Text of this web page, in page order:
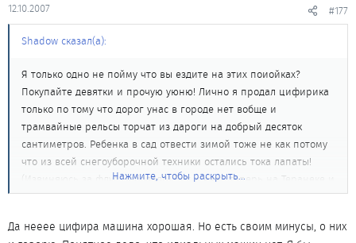
12.10.2007 #177
Shadow сказал(а):
Я только одно не пойму что вы ездите на этих поиойках?
Покупайте девятки и прочую уюню! Лично я продал цифирика
только по тому что дорог унас в городе нет вобще и
трамвайные рельсы торчат из дароги на добрый десяток
сантиметров. Ребенка в сад отвести зимой тоже не как потому
что из всей снегоуборочной техники остались тока лапаты!
(Извиняюсь за флуд Наболело) Вот и езжу теперь на Теранеке и
вроде мотор мощней и ускаряется нормально, но всеровно
Нажмите, чтобы раскрыть...
Да нееее цифира машина хорошая. Но есть своим минусы, о них